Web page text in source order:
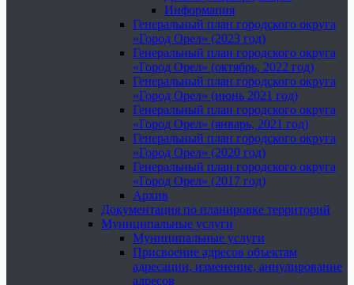
Информация
Генеральный план городского округа
«Город Орел» (2023 год)
Генеральный план городского округа
«Город Орел» (октябрь, 2022 год)
Генеральный план городского округа
«Город Орел» (июнь 2021 год)
Генеральный план городского округа
«Город Орел» (январь, 2021 год)
Генеральный план городского округа
«Город Орел» (2020 год)
Генеральный план городского округа
«Город Орел» (2017 год)
Архив
Документация по планировке территорий
Муниципальные услуги
Муниципальные услуги
Присвоение адресов объектам
адресации, изменение, аннулирование
адресов